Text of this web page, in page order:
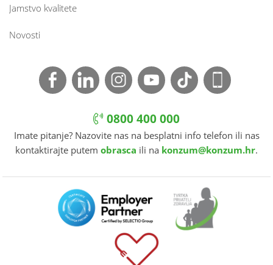
Jamstvo kvalitete
Novosti
0800 400 000
Imate pitanje? Nazovite nas na besplatni info telefon ili nas
kontaktirajte putem obrasca ili na konzum@konzum.hr.